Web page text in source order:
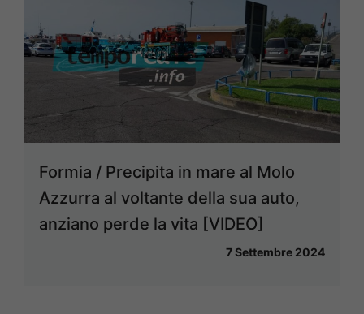
Formia / Precipita in mare al Molo
Azzurra al voltante della sua auto,
anziano perde la vita [VIDEO]
7 Settembre 2024